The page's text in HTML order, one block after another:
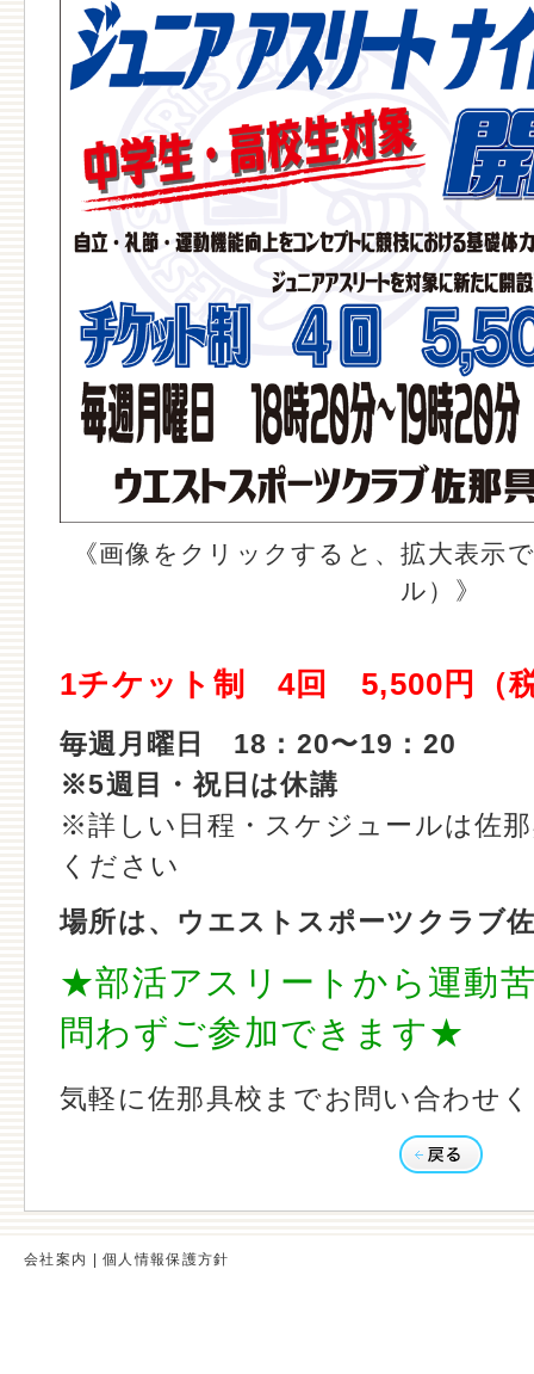
《画像をクリックすると、拡大表示
ル）》
1チケット制 4回 5,500円（
毎週月曜日 18：20〜19：20
※5週目・祝日は休講
※詳しい日程・スケジュールは佐
ください
場所は、ウエストスポーツクラブ
★部活アスリートから運動
問わずご参加できます★
気軽に佐那具校までお問い合わせ
会社案内 |個人情報保護方針